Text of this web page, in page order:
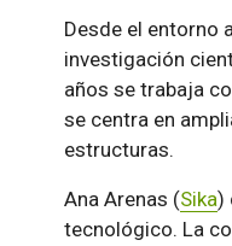
Desde el entorno
investigación
años se trabaja
se centra en
estructuras.
Ana Arenas (Sika)
tecnológico. La